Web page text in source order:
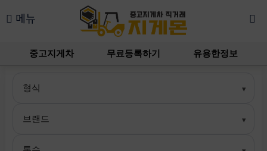
메뉴
중고지게차 무료등록하기 유용한정보